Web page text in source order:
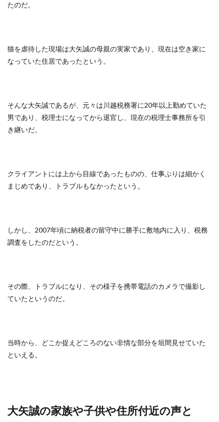
たのだ。
猫を虐待した現場は大矢誠の母親の実家であり、現在は空き家に
なっていた住居であったという。
そんな大矢誠であるが、元々は川越税務署に20年以上勤めていた
男であり、税理士になってから退官し、現在の税理士事務所を引
き継いだ。
クライアントには上から目線であったものの、仕事ぶりは細かく
まじめであり、トラブルもなかったという。
しかし、2007年頃に納税者の留守中に勝手に敷地内に入り、税務
調査をしたのだという。
その際、トラブルになり、その様子を携帯電話のカメラで撮影し
ていたというのだ。
当時から、どこか捉えどころのない非情な部分を垣間見せていた
といえる。
大矢誠の家族や子供や住所付近の声と